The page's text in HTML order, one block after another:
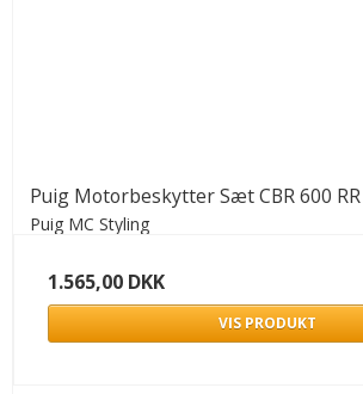
Puig Motorbeskytter Sæt CBR 600
Puig MC Styling
1.565,00 DKK
VIS PRODUKT